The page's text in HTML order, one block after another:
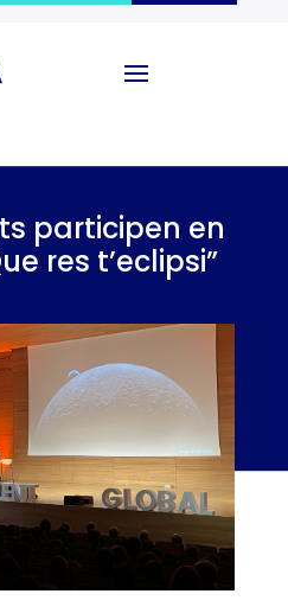
participen en
res t’eclipsi”